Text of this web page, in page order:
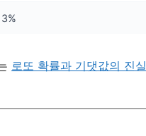
로또 확률과 기댓값의 진실